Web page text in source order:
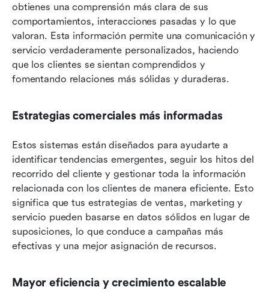
obtienes una comprensión más clara de sus
comportamientos, interacciones pasadas y lo que
valoran. Esta información permite una comunicación y
servicio verdaderamente personalizados, haciendo
que los clientes se sientan comprendidos y
fomentando relaciones más sólidas y duraderas.
Estrategias comerciales más informadas
Estos sistemas están diseñados para ayudarte a
identificar tendencias emergentes, seguir los hitos del
recorrido del cliente y gestionar toda la información
relacionada con los clientes de manera eficiente. Esto
significa que tus estrategias de ventas, marketing y
servicio pueden basarse en datos sólidos en lugar de
suposiciones, lo que conduce a campañas más
efectivas y una mejor asignación de recursos.
Mayor eficiencia y crecimiento escalable